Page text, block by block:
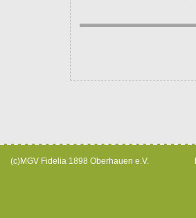
(c)MGV Fidelia 1898 Oberhauen e.V.